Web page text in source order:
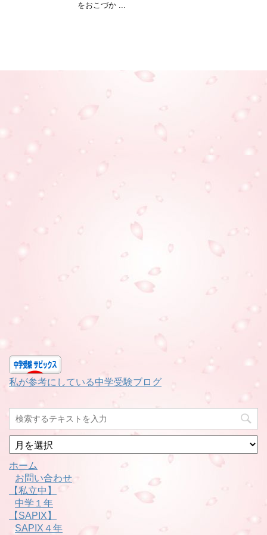
をおこづか ...
私が参考にしている中学受験ブログ
月
別
ホーム
お問い合わせ
【私立中】
中学１年
【SAPIX】
SAPIX４年